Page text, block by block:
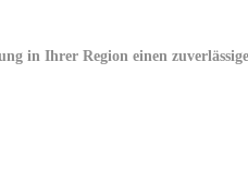
in Ihrer Region einen